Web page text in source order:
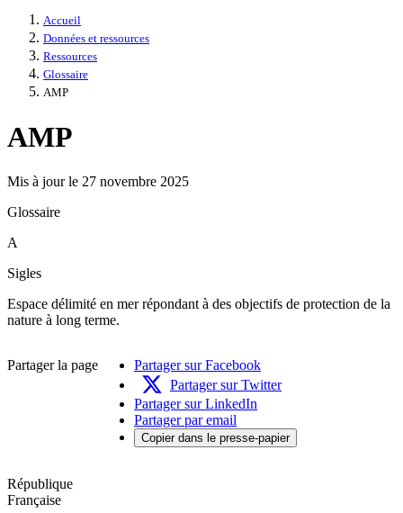
Accueil
Données et ressources
Ressources
Glossaire
AMP
AMP
Mis à jour le 27 novembre 2025
Glossaire
A
Sigles
Espace délimité en mer répondant à des objectifs de protection de la
nature à long terme.
Partager la page
Partager sur Facebook
Partager sur Twitter
Partager sur LinkedIn
Partager par email
Copier dans le presse-papier
République
Française